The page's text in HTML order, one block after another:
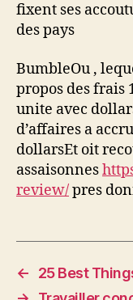
fixent ses
des pays
BumbleOu ,
propos des frais
unite avec
d’affaires a
dollarsEt oit
assaisonnes
review/pres
←
25 Best